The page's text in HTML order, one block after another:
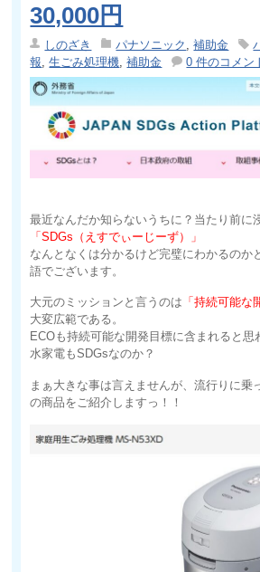
30,000円
しのざき パナソニック ,補助金
報 ,生ごみ処理機 ,補助金 0 件のコメン
最近なんだか知らないうちに？当たり前に
「SDGs（えすでぃーじーず）」
なんとなくは分かるけど完璧にわかるのか
語でございます。
大元のミッションと言うのは 「持続可能な
大変広範である。
ECOも持続可能な開発目標に含まれると思
水家電もSDGsなのか？
まぁ大きな事は言えませんが、流行りに乗
の商品をご紹介しますっ！！